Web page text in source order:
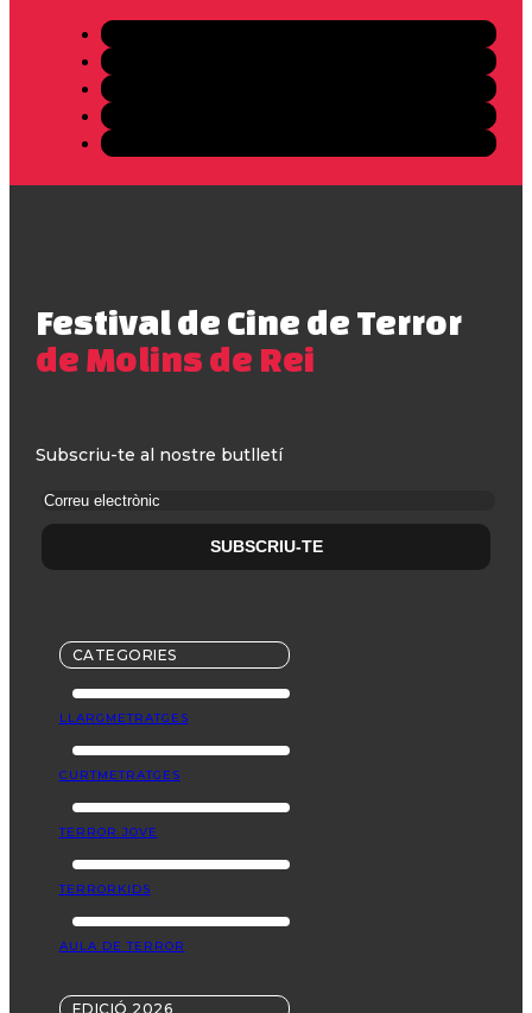
Festival de Cine de Terror
de Molins de Rei
Subscriu-te al nostre butlletí
CATEGORIES
LLARGMETRATGES
CURTMETRATGES
TERROR JOVE
TERRORKIDS
AULA DE TERROR
EDICIÓ 2026